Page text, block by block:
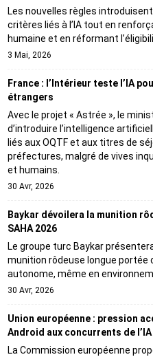
Les nouvelles règles
critères liés à l’IA tout en
humaine et en réformant
3 Mai, 2026
France : l’Intérieur teste l’IA
étrangers
Avec le projet « Astrée », le
d’introduire l’intelligence
liés aux OQTF et aux titres de
préfectures, malgré de vives
et humains.
30 Avr, 2026
Baykar dévoilera la munition
SAHA 2026
Le groupe turc Baykar
munition rôdeuse longue portée
autonome, même en
30 Avr, 2026
Union européenne : pression
Android aux concurrents de l’IA
La Commission européenne